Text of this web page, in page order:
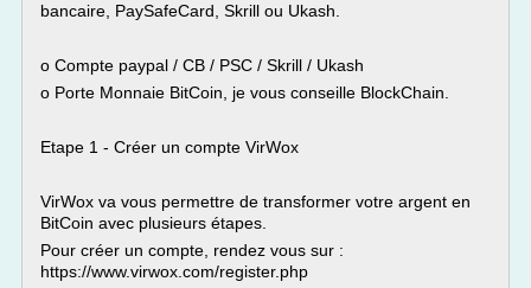
bancaire, PaySafeCard, Skrill ou Ukash.
o Compte paypal / CB / PSC / Skrill / Ukash
o Porte Monnaie BitCoin, je vous conseille BlockChain.
Etape 1 - Créer un compte VirWox
VirWox va vous permettre de transformer votre argent en
BitCoin avec plusieurs étapes.
Pour créer un compte, rendez vous sur :
https://www.virwox.com/register.php